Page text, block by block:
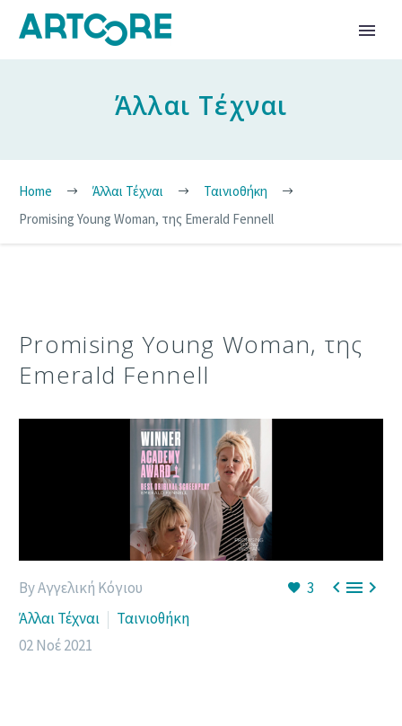
Άλλαι Τέχναι
Home Άλλαι Τέχναι
Ταινιοθήκη
Promising Young Woman, της Emerald Fennell
Promising Young Woman, της
Emerald Fennell
3 
By Αγγελική Κόγιου
Άλλαι Τέχναι
Ταινιοθήκη
02 Νοέ 2021